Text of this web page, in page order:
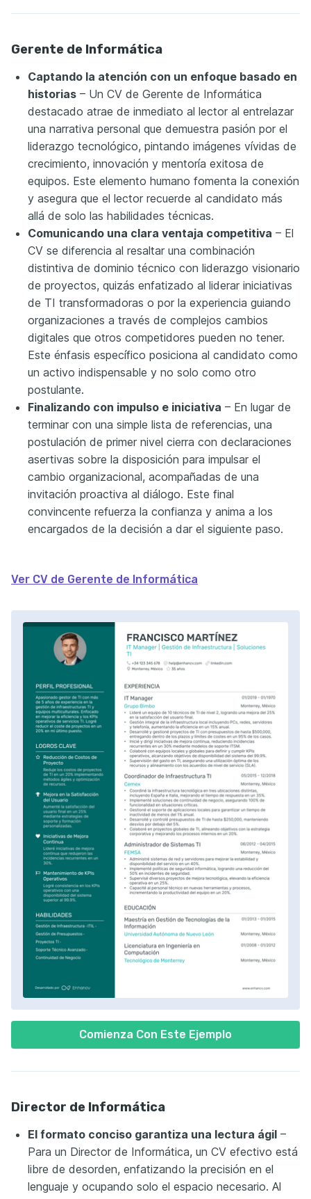
Comienza Con Este Ejemplo
Gerente de Informática
Captando la atención con un enfoque basado en
historias – Un CV de Gerente de Informática
destacado atrae de inmediato al lector al entrelazar
una narrativa personal que demuestra pasión por el
liderazgo tecnológico, pintando imágenes vívidas de
crecimiento, innovación y mentoría exitosa de
equipos. Este elemento humano fomenta la conexión
y asegura que el lector recuerde al candidato más
allá de solo las habilidades técnicas.
Comunicando una clara ventaja competitiva – El
CV se diferencia al resaltar una combinación
distintiva de dominio técnico con liderazgo visionario
de proyectos, quizás enfatizado al liderar iniciativas
de TI transformadoras o por la experiencia guiando
organizaciones a través de complejos cambios
digitales que otros competidores pueden no tener.
Este énfasis específico posiciona al candidato como
un activo indispensable y no solo como otro
postulante.
Finalizando con impulso e iniciativa – En lugar de
terminar con una simple lista de referencias, una
postulación de primer nivel cierra con declaraciones
asertivas sobre la disposición para impulsar el
cambio organizacional, acompañadas de una
invitación proactiva al diálogo. Este final
convincente refuerza la confianza y anima a los
encargados de la decisión a dar el siguiente paso.
Ver CV de Gerente de Informática
Director de Informática
El formato conciso garantiza una lectura ágil –
Para un Director de Informática, un CV efectivo está
libre de desorden, enfatizando la precisión en el
lenguaje y ocupando solo el espacio necesario. Al